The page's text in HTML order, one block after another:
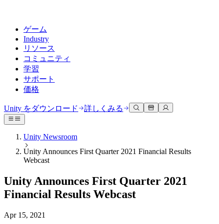
ゲーム
Industry
リソース
コミュニティ
学習
サポート
価格
Unityエンジン
任意のプラットフォーム向けに2Dおよび3Dゲームを構築
共同作業
Unity をダウンロード
プランと価格
3Dコラボレーション
リアルタイムで3Dプロジェクトを構築およびレビューする
没入型トレーニング
顧客体験
インタラクティブな3D体験を作成する
ドキュメント
公式ユーザーマニュアルとAPIリファレンス
開発者ツール
リリースバージョンと問題追跡
ロードマップ
ディスカッション
議論、問題解決、つながる
イベント
グローバルおよびローカルイベント
コミュニティストーリー
Unityクリエイターの紹介
Unity Learn
無料でUnityスキルをマスターする
プロフェッショナルトレーニング
Unityトレーナーでチームをレベルアップ
Unity初心者向け
スタートガイド
ヘルプを得る
Unityで成功するためのサポート
Success Plan
専門的なサポートで目標を早く達成する
FAQ
よくある質問への回答
お問い合わせ
Unity をダウンロード 詳しくみる
Unity Newsroom
Unity Announces First Quarter 2021 Financial Results
Webcast
Unity Announces First Quarter 2021
Financial Results Webcast
Apr 15, 2021